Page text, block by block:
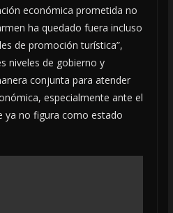
económica prometida no
ha quedado fuera incluso
de promoción turística”,
niveles de gobierno y
conjunta para atender
especialmente ante el
ya no figura como estado